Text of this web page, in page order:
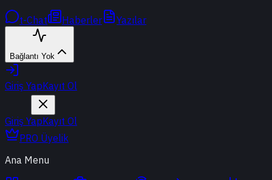
t-Chat Haberler Yazılar
Bağlantı Yok
Giriş YapKayıt Ol
Giriş YapKayıt Ol
PRO Üyelik
Ana Menu